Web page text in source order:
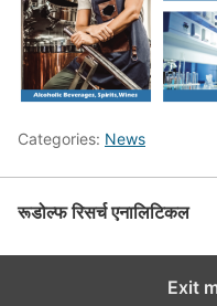
Categories: News
रूडोल्फ रिसर्च एनालिटिकल
Exit